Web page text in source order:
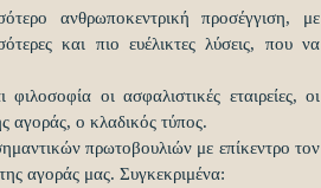
ανθρωποκεντρική προσέγγιση, με
και πιο ευέλικτες λύσεις, που να
οι ασφαλιστικές εταιρείες, οι
αγοράς, ο κλαδικός τύπος.
πρωτοβουλιών με επίκεντρο τον
αγοράς μας. Συγκεκριμένα: